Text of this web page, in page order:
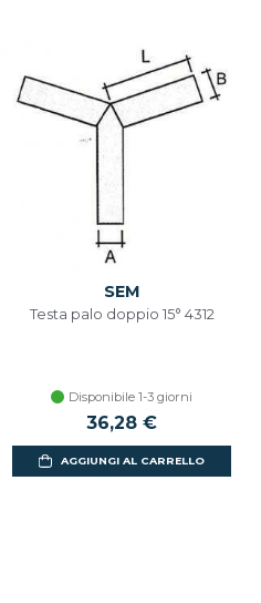
SEM
Testa palo doppio 15° 4312
Disponibile 1-3 giorni
36,28 €
AGGIUNGI AL CARRELLO